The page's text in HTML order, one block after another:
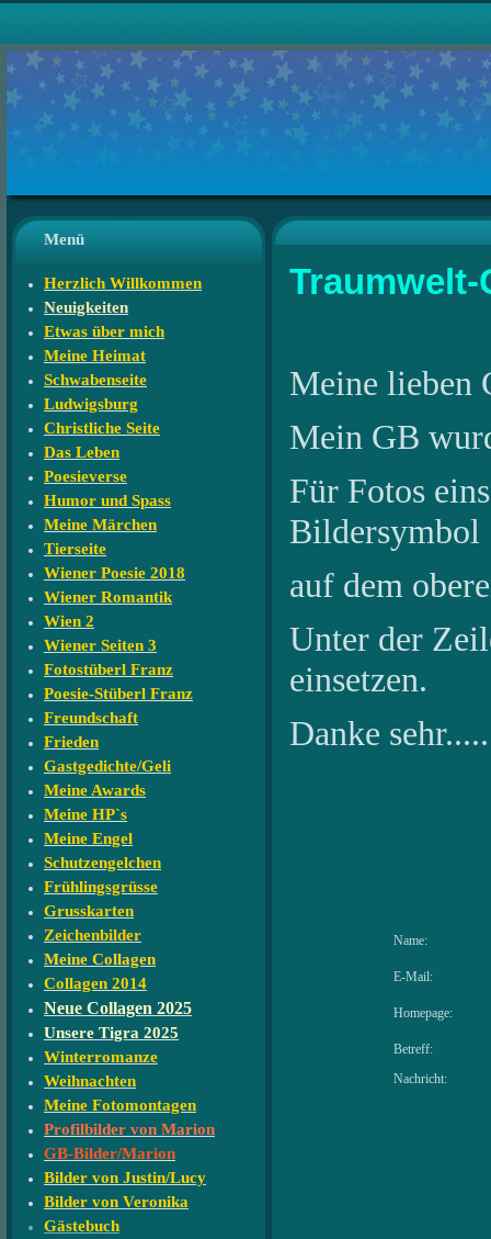
Menü
Herzlich Willkommen
Neuigkeiten
Etwas über mich
Meine Heimat
Schwabenseite
Ludwigsburg
Christliche Seite
Das Leben
Poesieverse
Humor und Spass
Meine Märchen
Tierseite
Wiener Poesie 2018
Wiener Romantik
Wien 2
Wiener Seiten 3
Fotostüberl Franz
Poesie-Stüberl Franz
Freundschaft
Frieden
Gastgedichte/Geli
Meine Awards
Meine HP`s
Meine Engel
Schutzengelchen
Frühlingsgrüsse
Grusskarten
Zeichenbilder
Meine Collagen
Collagen 2014
Neue Collagen 2025
Unsere Tigra 2025
Winterromanze
Weihnachten
Meine Fotomontagen
Profilbilder von Marion
GB-Bilder/Marion
Bilder von Justin/Lucy
Bilder von Veronika
Gästebuch
Meine lieben
Mein GB
Für Fotos
Bildersymbol
auf dem
Unter der
einsetzen.
Danke
Name:
E-Mail:
Homepage:
Betreff:
Nachricht: